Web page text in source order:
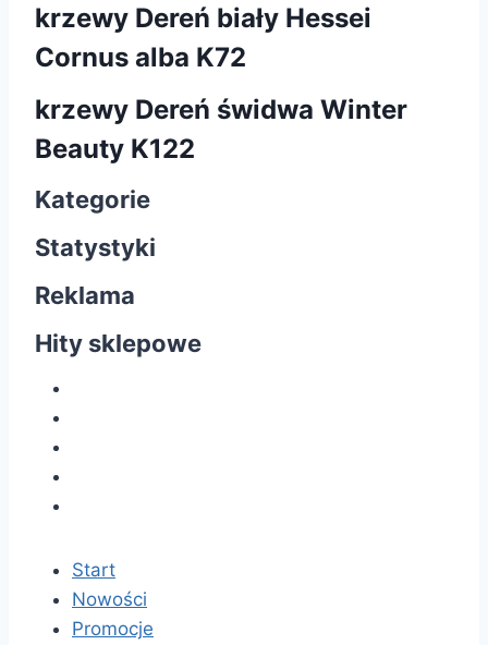
krzewy Dereń biały Hessei
Cornus alba K72
krzewy Dereń świdwa Winter
Beauty K122
Kategorie
Statystyki
Reklama
Hity sklepowe
Start
Nowości
Promocje